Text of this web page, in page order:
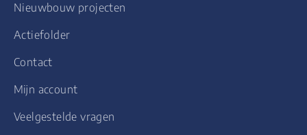
Nieuwbouw projecten
Actiefolder
Contact
Mijn account
Veelgestelde vragen